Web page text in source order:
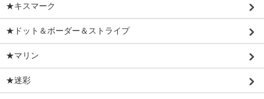
★キスマーク
★ドット＆ボーダー＆ストライプ
★マリン
★迷彩